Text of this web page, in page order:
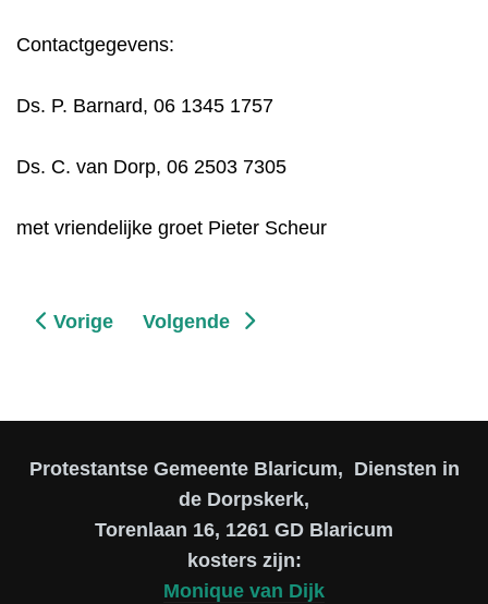
Contactgegevens:
Ds. P. Barnard, 06 1345 1757
Ds. C. van Dorp, 06 2503 7305
met vriendelijke groet Pieter Scheur
Vorig artikel: Films in 2025 en 2026 in de
Vorige Volgende artikel: Vanaf 1 juli 2025
Volgende
Protestantse Gemeente Blaricum, Diensten in
de Dorpskerk,
Torenlaan 16, 1261 GD Blaricum
kosters zijn:
Monique van Dijk